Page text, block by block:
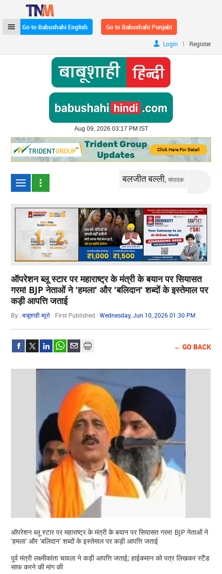
Go to Babushahi English Go to Babushahi Punjabi
Login | Register
Aug 09, 2026 03:17 PM IST
बलजीत बल्ली,संपादक
ऑपरेशन ब्लू स्टार पर महाराष्ट्र के मंत्री के बयान पर सियासत
गरम! BJP नेताओं ने 'हमला' और 'बलिदान' शब्दों के इस्तेमाल पर
कड़ी आपत्ति जताई
By :बाबूशाही ब्यूरो First Published :Wednesday, Jun 10, 2026 01:30 PM
← GO BACK
ऑपरेशन ब्लू स्टार पर महाराष्ट्र के मंत्री के बयान पर सियासत गरम! BJP नेताओं ने
'हमला' और 'बलिदान' शब्दों के इस्तेमाल पर कड़ी आपत्ति जताई
पूर्व मंत्री लक्ष्मीकांता चावला ने कड़ी आपत्ति जताई; हाईकमान को पत्र लिखकर स्टैंड
साफ करने की मांग की